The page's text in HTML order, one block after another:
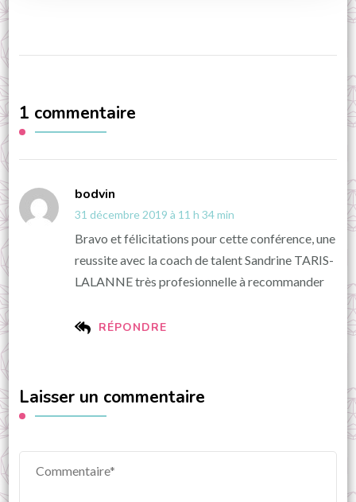
1 commentaire
bodvin
31 décembre 2019 à 11 h 34 min
RÉPONDRE
Bravo et félicitations pour cette conférence, une
reussite avec la coach de talent Sandrine TARIS-
LALANNE très profesionnelle à recommander
Laisser un commentaire